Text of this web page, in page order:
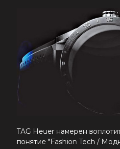
TAG Heuer намерен
понятие "Fashion Tech /